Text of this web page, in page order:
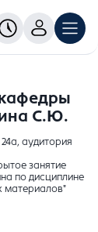
С.Ю.
аудитория
занятие
по дисциплине
материалов"